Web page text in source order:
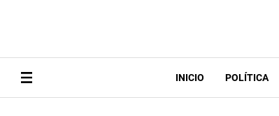
INICIO POLÍTICA